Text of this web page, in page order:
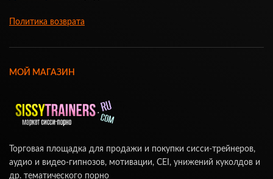
Политика возврата
МОЙ МАГАЗИН
Торговая площадка для продажи и покупки сисси-трейнеров,
аудио и видео-гипнозов, мотивации, CEI, унижений куколдов и
др. тематического порно